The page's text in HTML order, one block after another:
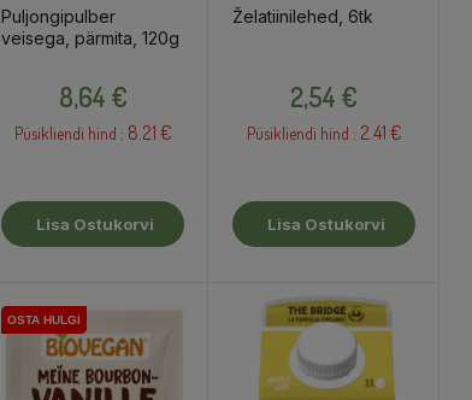
Puljongipulber
veisega, pärmita, 120g
8,64 €
Püsikliendi hind : 8.21 €
Lisa Ostukorvi
Želatiinilehed, 6tk
2,54 €
Püsikliendi hind : 2.41 €
Lisa Ostukorvi
OSTA HULGI
OSTA HULGI